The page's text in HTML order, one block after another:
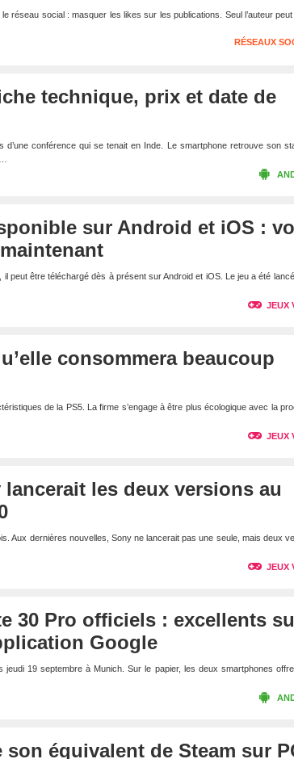
réseau social : masquer les likes sur les publications. Seul l’auteur
RÉSEAUX
technique, prix et date de
d’une conférence qui se tenait en Inde. Le smartphone retrouve son
sur Android et iOS :
peut être téléchargé dès à présent sur Android et iOS. Le jeu a été
JEUX
consommera beaucoup
de la PS5. La firme s’engage à être plus écologique avec la
JEUX
lancerait les deux versions au
Aux dernières nouvelles, Sony ne lancerait pas une seule, mais deux
JEUX
30 Pro officiels : excellents
Google
19 septembre à Munich. Sur le papier, les deux smartphones
son équivalent de Steam sur